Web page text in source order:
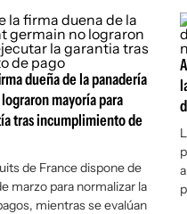
dueña de la panadería
mayoría para
tras incumplimiento de
de France dispone de
marzo para normalizar la
mientras se evalúan